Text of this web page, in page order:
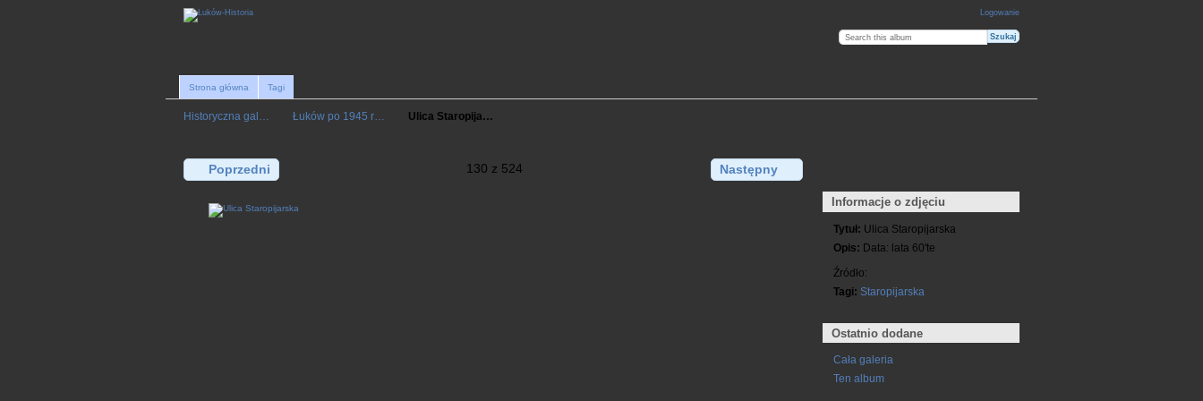
Logowanie
Strona główna Tagi
Historyczna gal… Łuków po 1945 r… Ulica Staropija…
Poprzedni 130 z 524 Następny
Informacje o zdjęciu
Tytuł: Ulica Staropijarska
Opis: Data: lata 60'te
Źródło:
Tagi: Staropijarska
Ostatnio dodane
Cała galeria
Ten album